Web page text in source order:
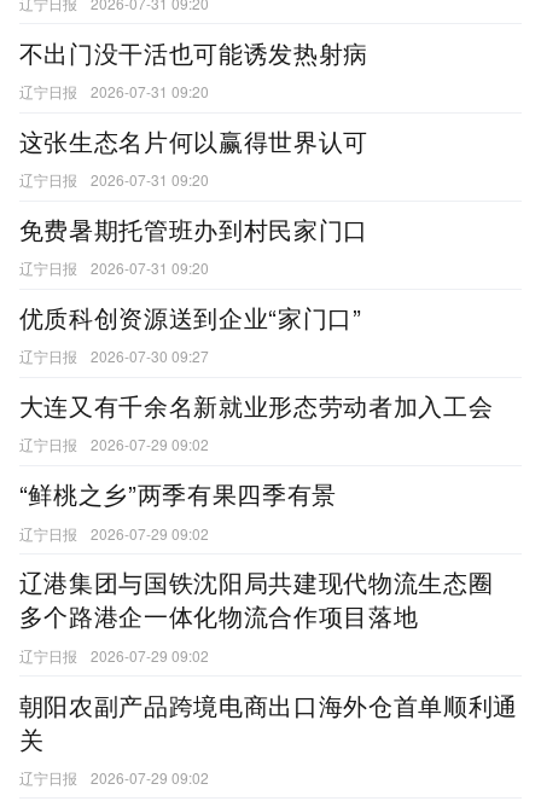
不出门没干活也可能诱发热射病
辽宁日报 2026-07-31 09:20
这张生态名片何以赢得世界认可
辽宁日报 2026-07-31 09:20
免费暑期托管班办到村民家门口
辽宁日报 2026-07-31 09:20
优质科创资源送到企业“家门口”
辽宁日报 2026-07-30 09:27
大连又有千余名新就业形态劳动者加入工会
辽宁日报 2026-07-29 09:02
“鲜桃之乡”两季有果四季有景
辽宁日报 2026-07-29 09:02
辽港集团与国铁沈阳局共建现代物流生态圈
多个路港企一体化物流合作项目落地
辽宁日报 2026-07-29 09:02
朝阳农副产品跨境电商出口海外仓首单顺利通
关
辽宁日报 2026-07-29 09:02